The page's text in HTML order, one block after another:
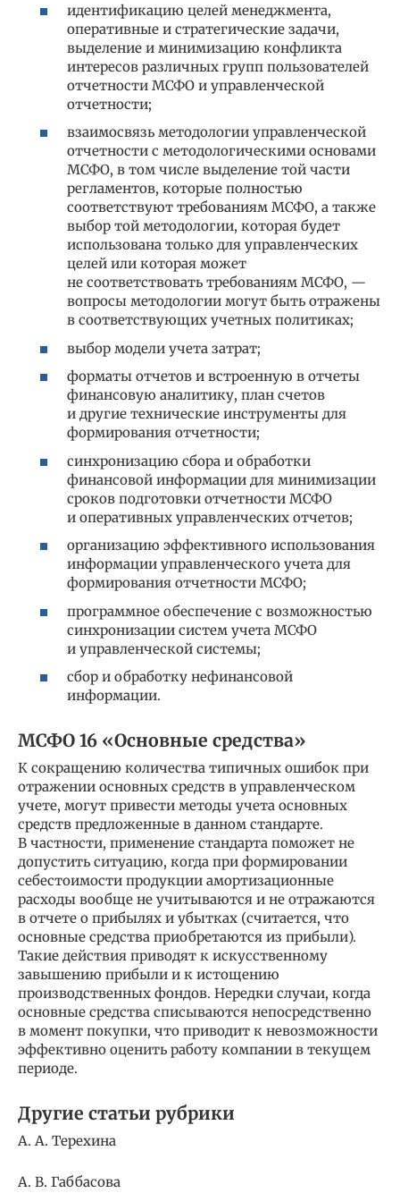
идентификацию целей менеджмента,
оперативные и стратегические задачи,
выделение и минимизацию конфликта
интересов различных групп пользователей
отчетности МСФО и управленческой
отчетности;
взаимосвязь методологии управленческой
отчетности с методологическими основами
МСФО, в том числе выделение той части
регламентов, которые полностью
соответствуют требованиям МСФО, а также
выбор той методологии, которая будет
использована только для управленческих
целей или которая может
не соответствовать требованиям МСФО, —
вопросы методологии могут быть отражены
в соответствующих учетных политиках;
выбор модели учета затрат;
форматы отчетов и встроенную в отчеты
финансовую аналитику, план счетов
и другие технические инструменты для
формирования отчетности;
синхронизацию сбора и обработки
финансовой информации для минимизации
сроков подготовки отчетности МСФО
и оперативных управленческих отчетов;
организацию эффективного использования
информации управленческого учета для
формирования отчетности МСФО;
программное обеспечение с возможностью
синхронизации систем учета МСФО
и управленческой системы;
сбор и обработку нефинансовой
информации.
МСФО 16 «Основные средства»
К сокращению количества типичных ошибок при
отражении основных средств в управленческом
учете, могут привести методы учета основных
средств предложенные в данном стандарте.
В частности, применение стандарта поможет не
допустить ситуацию, когда при формировании
себестоимости продукции амортизационные
расходы вообще не учитываются и не отражаются
в отчете о прибылях и убытках (считается, что
основные средства приобретаются из прибыли).
Такие действия приводят к искусственному
завышению прибыли и к истощению
производственных фондов. Нередки случаи, когда
основные средства списываются непосредственно
в момент покупки, что приводит к невозможности
эффективно оценить работу компании в текущем
периоде.
Другие статьи рубрики
А. А. Терехина
А. В. Габбасова